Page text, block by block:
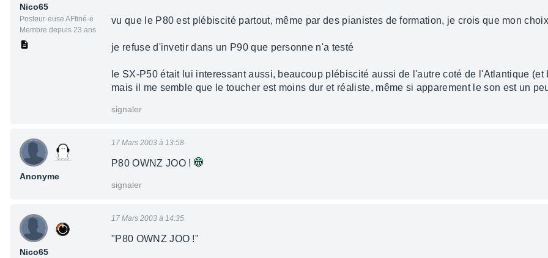
Nico65
Posteur·euse AFfiné·e
Membre depuis 23 ans
vu que le P80 est plébiscité partout, même par des pianistes de formation, je crois que mon
je refuse d'invetir dans un P90 que personne n'a testé
le SX-P50 était lui interessant aussi, beaucoup plébiscité aussi de l'autre coté de l'Atlantique (et
mais il me semble que le toucher est moins dur et réaliste, même si apparement le son est un
signaler
Anonyme
17 Mars 2003 à 13:58
P80 OWNZ JOO !
signaler
Nico65
17 Mars 2003 à 14:35
"P80 OWNZ JOO !"